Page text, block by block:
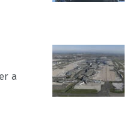
a